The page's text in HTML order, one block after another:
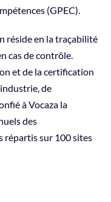
(GPEC).
réside en la traçabilité
cas de contrôle.
et de la certification
de
à Vocaza la
des
répartis sur 100 sites